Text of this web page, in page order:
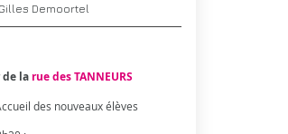
Demoortel
de la rue des TANNEURS
des nouveaux élèves